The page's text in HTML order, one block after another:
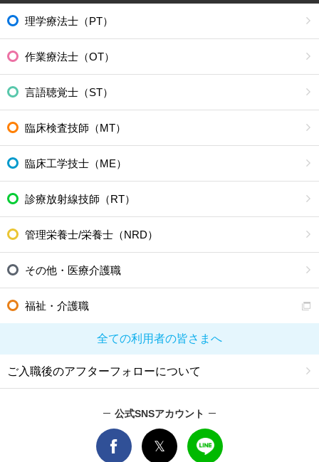
理学療法士（PT）
作業療法士（OT）
言語聴覚士（ST）
臨床検査技師（MT）
臨床工学技士（ME）
診療放射線技師（RT）
管理栄養士/栄養士（NRD）
その他・医療介護職
福祉・介護職
全ての利用者の皆さまへ
ご入職後のアフターフォローについて
公式SNSアカウント